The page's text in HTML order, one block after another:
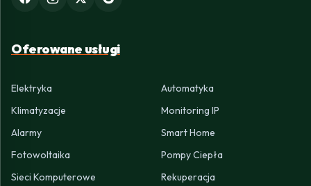
Oferowane usługi
Elektryka
Automatyka
Klimatyzacje
Monitoring IP
Alarmy
Smart Home
Fotowoltaika
Pompy Ciepła
Sieci Komputerowe
Rekuperacja